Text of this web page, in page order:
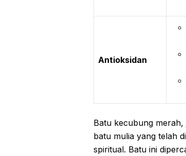
Antioksidan
Batu kecubung merah,
batu mulia yang telah
spiritual. Batu ini